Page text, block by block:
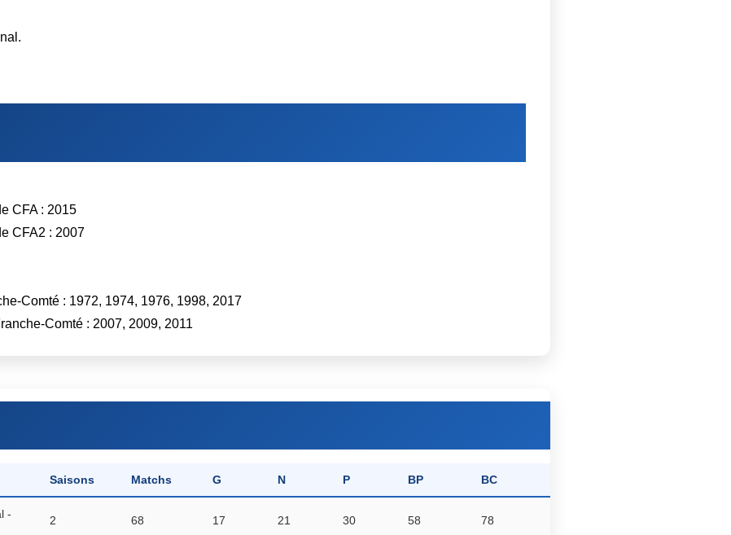
CFA : 2015
CFA2 : 2007
Comté : 1972, 1974, 1976, 1998, 2017
Comté : 2007, 2009, 2011
Saisons Matchs G N P BP BC
-
2 68 17 21 30 58 78